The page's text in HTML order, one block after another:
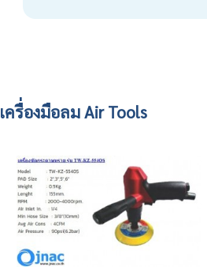
เครื่องมือลม Air Tools